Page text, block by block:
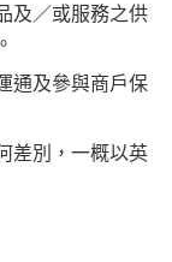
、3D、2D及
萬（需
賬可享退貨保
保障
事處提供之
他The Centuri
Pass
及／或服務之供
通及參與商戶保
差別，一概以英